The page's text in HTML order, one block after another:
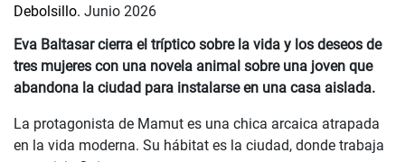
Debolsillo. Junio 2026
Eva Baltasar cierra el tríptico sobre la vida y los deseos de
tres mujeres con una novela animal sobre una joven que
abandona la ciudad para instalarse en una casa aislada.
La protagonista de Mamut es una chica arcaica atrapada
en la vida moderna. Su hábitat es la ciudad, donde trabaja